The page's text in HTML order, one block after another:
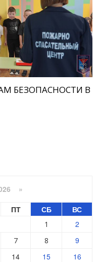
БЕЗОПАСНОСТИ В
»
ПТ СБ ВС
1 2
7 8
9
14 15
16